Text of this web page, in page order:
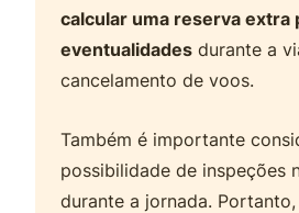
calcular uma reserva extra
eventualidades durante a
cancelamento de voos.
Também é importante
possibilidade de inspeções
durante a jornada.